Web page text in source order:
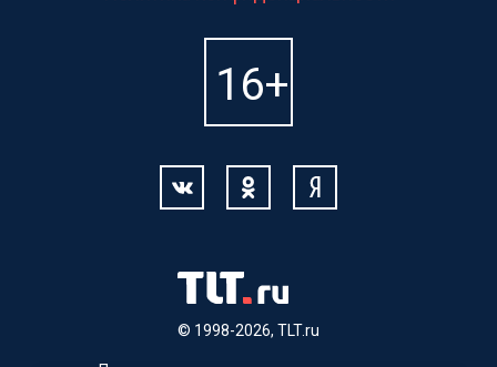
© 1998-2026, TLT.ru